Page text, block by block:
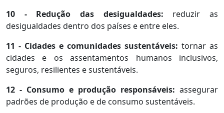
10 - Redução das desigualdades: reduzir as
desigualdades dentro dos países e entre eles.
11 - Cidades e comunidades sustentáveis: tornar as
cidades e os assentamentos humanos inclusivos,
seguros, resilientes e sustentáveis.
12 - Consumo e produção responsáveis: assegurar
padrões de produção e de consumo sustentáveis.